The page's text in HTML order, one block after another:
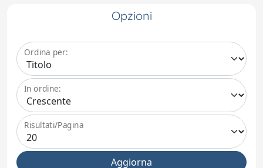
Opzioni
Ordina per:
In ordine:
Risultati/Pagina